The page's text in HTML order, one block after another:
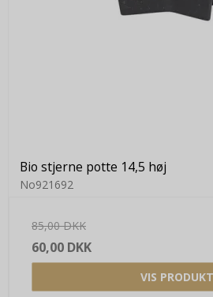
Bio stjerne potte 14,5 høj
No921692
85,00 DKK
60,00 DKK
VIS PRODUKT